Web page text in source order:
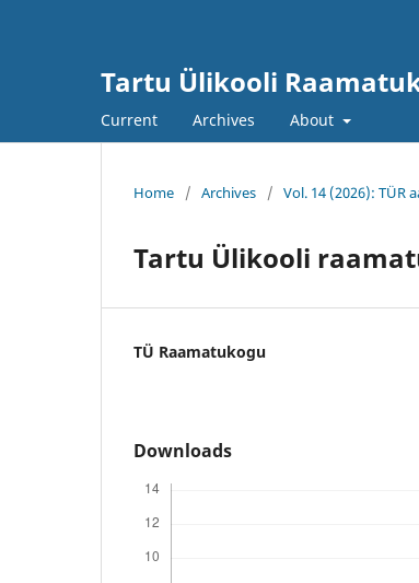
Tartu Ülikooli
Current Archives About
Home / Archives / Vol. 14 (2026): TÜR
Tartu Ülikooli
TÜ Raamatukogu
Downloads